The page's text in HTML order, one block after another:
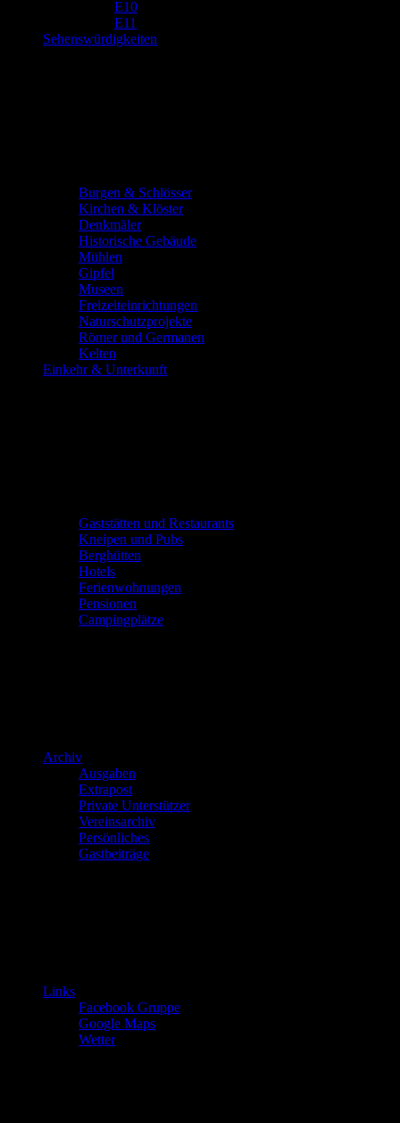
E10
E11
Sehenswürdigkeiten
Burgen & Schlösser
Kirchen & Klöster
Denkmäler
Historische Gebäude
Mühlen
Gipfel
Museen
Freizeiteinrichtungen
Naturschutzprojekte
Römer und Germanen
Kelten
Einkehr & Unterkunft
Gaststätten und Restaurants
Kneipen und Pubs
Berghütten
Hotels
Ferienwohnungen
Pensionen
Campingplätze
Archiv
Ausgaben
Extrapost
Private Unterstützer
Vereinsarchiv
Persönliches
Gastbeiträge
Links
Facebook Gruppe
Google Maps
Wetter